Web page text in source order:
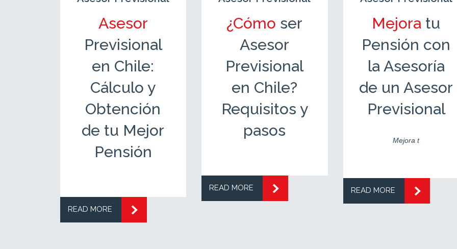
Asesor
Previsional
en Chile:
Cálculo y
Obtención
de tu Mejor
Pensión
READ MORE
¿Cómo ser
Asesor
Previsional
en Chile?
Requisitos y
pasos
READ MORE
Mejora tu
Pensión con
la Asesoría
de un Asesor
Previsional
Mejora t
READ MORE